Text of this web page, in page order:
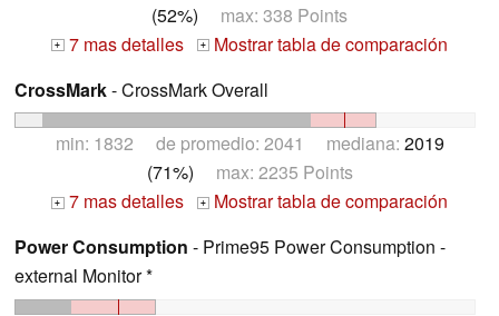
(52%) max: 338 Points
+ 7 mas detalles +
Mostrar tabla de comparación
CrossMark- CrossMark Overall
min: 1832 de promedio: 2041 mediana: 2019
(71%) max: 2235 Points
+ 7 mas detalles +
Mostrar tabla de comparación
Power Consumption - Prime95 Power Consumption -
external Monitor *